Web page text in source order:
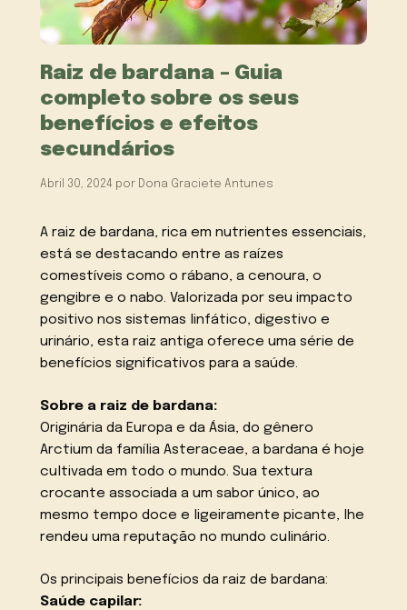
Raiz de bardana – Guia
completo sobre os seus
benefícios e efeitos
secundários
Abril 30, 2024 por Dona Graciete Antunes
A raiz de bardana, rica em nutrientes essenciais,
está se destacando entre as raízes
comestíveis como o rábano, a cenoura, o
gengibre e o nabo. Valorizada por seu impacto
positivo nos sistemas linfático, digestivo e
urinário, esta raiz antiga oferece uma série de
benefícios significativos para a saúde.
Sobre a raiz de bardana:
Originária da Europa e da Ásia, do gênero
Arctium da família Asteraceae, a bardana é hoje
cultivada em todo o mundo. Sua textura
crocante associada a um sabor único, ao
mesmo tempo doce e ligeiramente picante, lhe
rendeu uma reputação no mundo culinário.
Os principais benefícios da raiz de bardana:
Saúde capilar: